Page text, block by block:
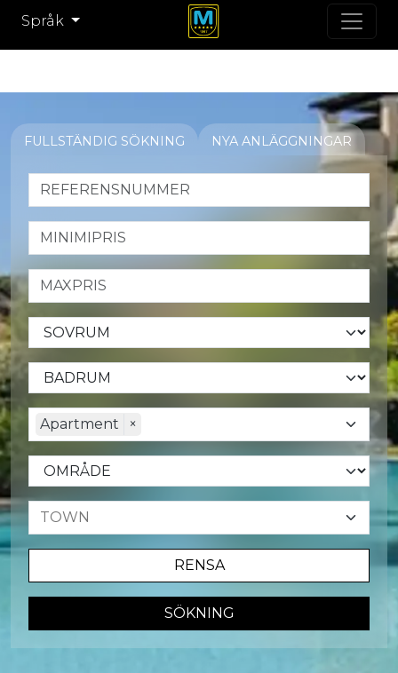
Språk
FULLSTÄNDIG SÖKNING NYA ANLÄGGNINGAR
RENSA
Apartment ×
SÖKNING